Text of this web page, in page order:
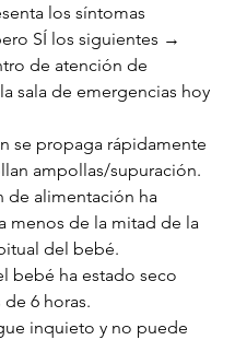
los síntomas
SÍ los siguientes →
de atención de
sala de emergencias hoy
se propaga rápidamente
ampollas/supuración.
de alimentación ha
menos de la mitad de la
del bebé.
bebé ha estado seco
6 horas.
inquieto y no puede